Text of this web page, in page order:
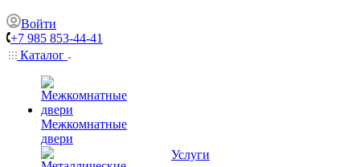
Войти
+7 985 853-44-41
Каталог
Межкомнатные
двери
Услуги